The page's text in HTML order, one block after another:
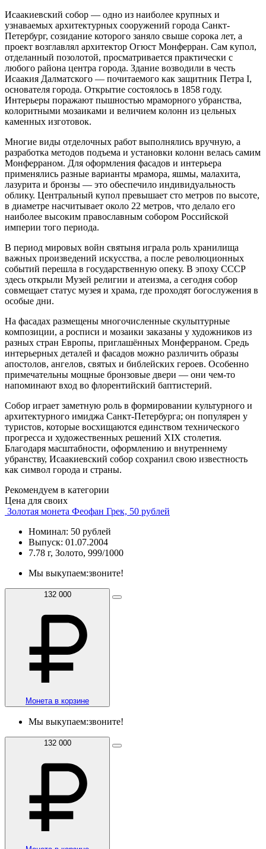
Исаакиевский собор — одно из наиболее крупных и
узнаваемых архитектурных сооружений города Санкт-
Петербург, созидание которого заняло свыше сорока лет, а
проект возглавлял архитектор Огюст Монферран. Сам купол,
отделанный позолотой, просматривается практически с
любого района центра города. Здание возводили в честь
Исаакия Далматского — почитаемого как защитник Петра I,
основателя города. Открытие состоялось в 1858 году.
Интерьеры поражают пышностью мраморного убранства,
колоритными мозаиками и величием колонн из цельных
каменных изготовок.
Многие виды отделочных работ выполнялись вручную, а
разработка методов подъема и установки колонн велась самим
Монферраном. Для оформления фасадов и интерьера
применялись разные варианты мрамора, яшмы, малахита,
лазурита и бронзы — это обеспечило индивидуальность
облику. Центральный купол превышает сто метров по высоте,
в диаметре насчитывает около 22 метров, что делало его
наиболее высоким православным собором Российской
империи того периода.
В период мировых войн святыня играла роль хранилища
важных произведений искусства, а после революционных
событий перешла в государственную опеку. В эпоху СССР
здесь открыли Музей религии и атеизма, а сегодня собор
совмещает статус музея и храма, где проходят богослужения в
особые дни.
На фасадах размещены многочисленные скульптурные
композиции, а росписи и мозаики заказаны у художников из
разных стран Европы, приглашённых Монферраном. Средь
интерьерных деталей и фасадов можно различить образы
апостолов, ангелов, святых и библейских героев. Особенно
примечательны мощные бронзовые двери — они чем-то
напоминают вход во флорентийский баптистерий.
Собор играет заметную роль в формировании культурного и
архитектурного имиджа Санкт-Петербурга; он популярен у
туристов, которые восхищаются единством технического
прогресса и художественных решений XIX столетия.
Благодаря масштабности, оформлению и внутреннему
убранству, Исаакиевский собор сохранил свою известность
как символ города и страны.
Рекомендуем в категории
Цена для своих
Золотая монета Феофан Грек, 50 рублей
Номинал: 50 рублей
Выпуск: 01.07.2004
7.78 г, Золото, 999/1000
Мы выкупаем:звоните!
132 000
Монета в корзине
Мы выкупаем:звоните!
132 000